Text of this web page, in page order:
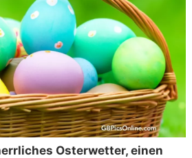
Osterwetter, einen